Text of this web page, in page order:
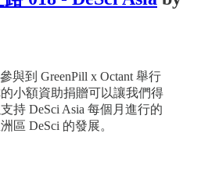
與到 GreenPill x Octant 舉行
小額資助捐贈可以讓我們得
持 DeSci Asia 每個月進行的
區 DeSci 的發展。